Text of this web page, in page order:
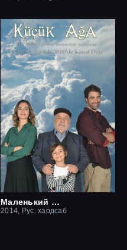
Маленький начальник
2014, Рус. хардсаб